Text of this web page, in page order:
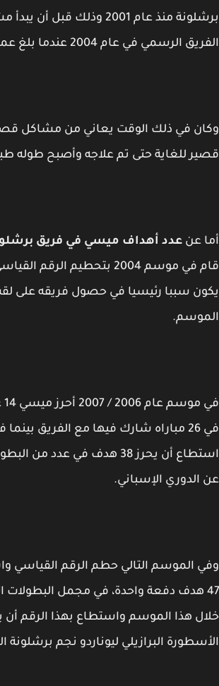
برشلونة منذ عام 2001 وذلك قبل أن
الرسمي في عام 2004 عندما بلغ عمر 14 عام.
في ذلك الوقت يعاني من مشاكل قصور
للغاية حتى تم علاجه وأصبح طوله
عنعدد أهداف ميسي في فريق برشلونة
قام في موسم 2004 بتحطيم الرقم
سببا رئيسيا في حصول فريقه على لقب
في موسم
استطاع أن يحرز 38 هدف في عدد من
الدوري الإسباني.
الموسم التالي حطم الرقم القياسي
47 هدف دفعة واحدة، في مجمل البطولات
هذا الموسم واستطاع بهذا الرقم أن
البرازيلي ليوناردو نجم برشلونة